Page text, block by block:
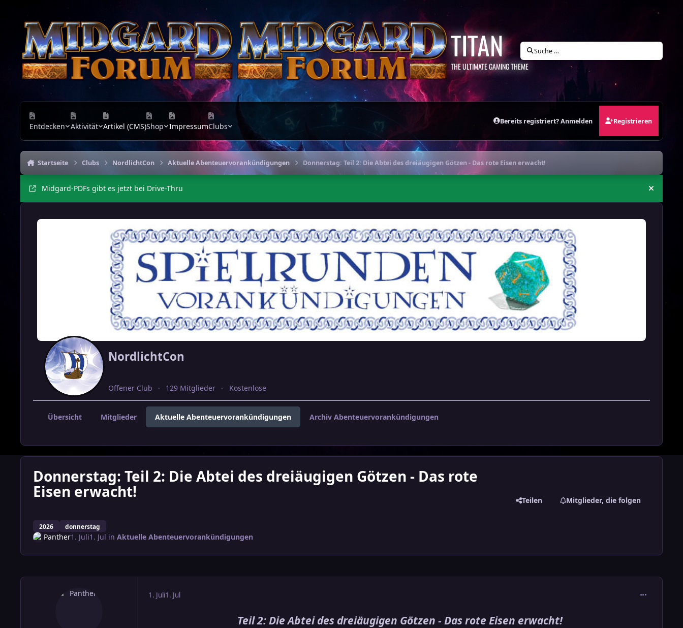
TITAN
THE ULTIMATE GAMING THEME
Suche …
Entdecken Aktivität Artikel (CMS)Shop ImpressumClubs
Bereits registriert? Anmelden Registrieren
Startseite Clubs NordlichtCon Aktuelle Abenteuervorankündigungen Donnerstag: Teil 2: Die Abtei des dreiäugigen Götzen - Das rote Eisen erwacht!
Midgard-PDFs gibt es jetzt bei Drive-Thru
NordlichtCon
Offener Club 129 Mitglieder Kostenlose
Übersicht Mitglieder Aktuelle Abenteuervorankündigungen Archiv Abenteuervorankündigungen
Donnerstag: Teil 2: Die Abtei des dreiäugigen Götzen - Das rote
Eisen erwacht!
2026 donnerstag
Teilen Mitglieder, die folgen
Panther1. Juli1. Jul in Aktuelle Abenteuervorankündigungen
1. Juli1. Jul
Teil 2: Die Abtei des dreiäugigen Götzen - Das rote Eisen erwacht!